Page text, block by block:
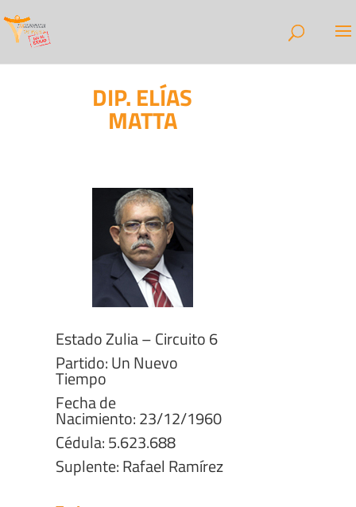
DIP. ELÍAS
MATTA
Estado Zulia – Circuito 6
Partido: Un Nuevo
Tiempo
Fecha de
Nacimiento: 23/12/1960
Cédula: 5.623.688
Suplente: Rafael Ramírez